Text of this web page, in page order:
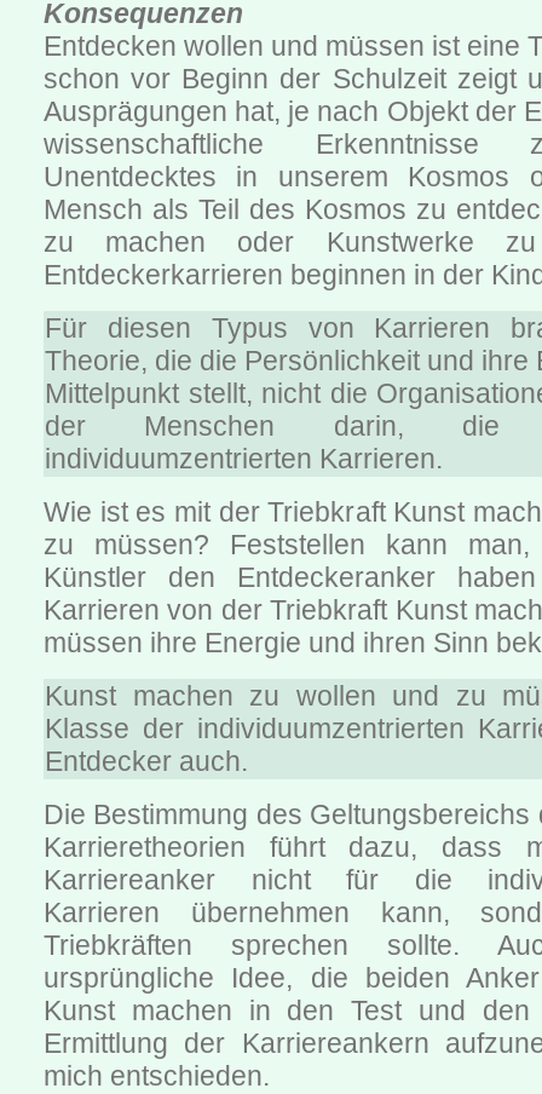
Konsequenzen
Entdecken wollen und müssen ist eine
schon vor Beginn der Schulzeit zeigt
Ausprägungen hat, je nach Objekt der
wissenschaftliche Erkenntnisse
Unentdecktes in unserem
Mensch als Teil des Kosmos zu
zu machen oder Kunstwerke
Entdeckerkarrieren beginnen in der
Für diesen Typus von Karrieren
Theorie, die die Persönlichkeit und ihre
Mittelpunkt stellt, nicht die
der Menschen darin, die
individuumzentrierten Karrieren.
Wie ist es mit der Triebkraft Kunst
zu müssen? Feststellen kann
Künstler den Entdeckeranker
Karrieren von der Triebkraft Kunst
müssen ihre Energie und ihren Sinn
Kunst machen zu wollen und zu
Klasse der individuumzentrierten
Entdecker auch.
Die Bestimmung des Geltungsbereichs
Karrieretheorien führt dazu, dass
Karriereanker nicht für die
Karrieren übernehmen kann,
Triebkräften sprechen sollte.
ursprüngliche Idee, die beiden
Kunst machen in den Test und den
Ermittlung der Karriereankern
mich entschieden.